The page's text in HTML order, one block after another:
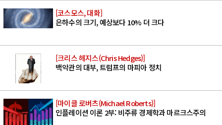
[코스모스, 대화]
은하수의 크기, 예상보다 10% 더 크다
[크리스 헤지스(Chris Hedges)]
백악관의 대부, 트럼프의 마피아 정치
[마이클 로버츠(Michael Roberts)]
인플레이션 이론 2부: 비주류 경제학과 마르크스주의